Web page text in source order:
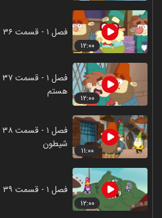
۱۲:۰۰
فصل ۱ - قسمت ۳۶ - یک چیز خیلی مهم!
۱۲:۰۰
هستم
۱۱:۰۰
شیطون
۱۲:۰۰
فصل ۱ - قسمت ۳۹ - ملکه جنگجو